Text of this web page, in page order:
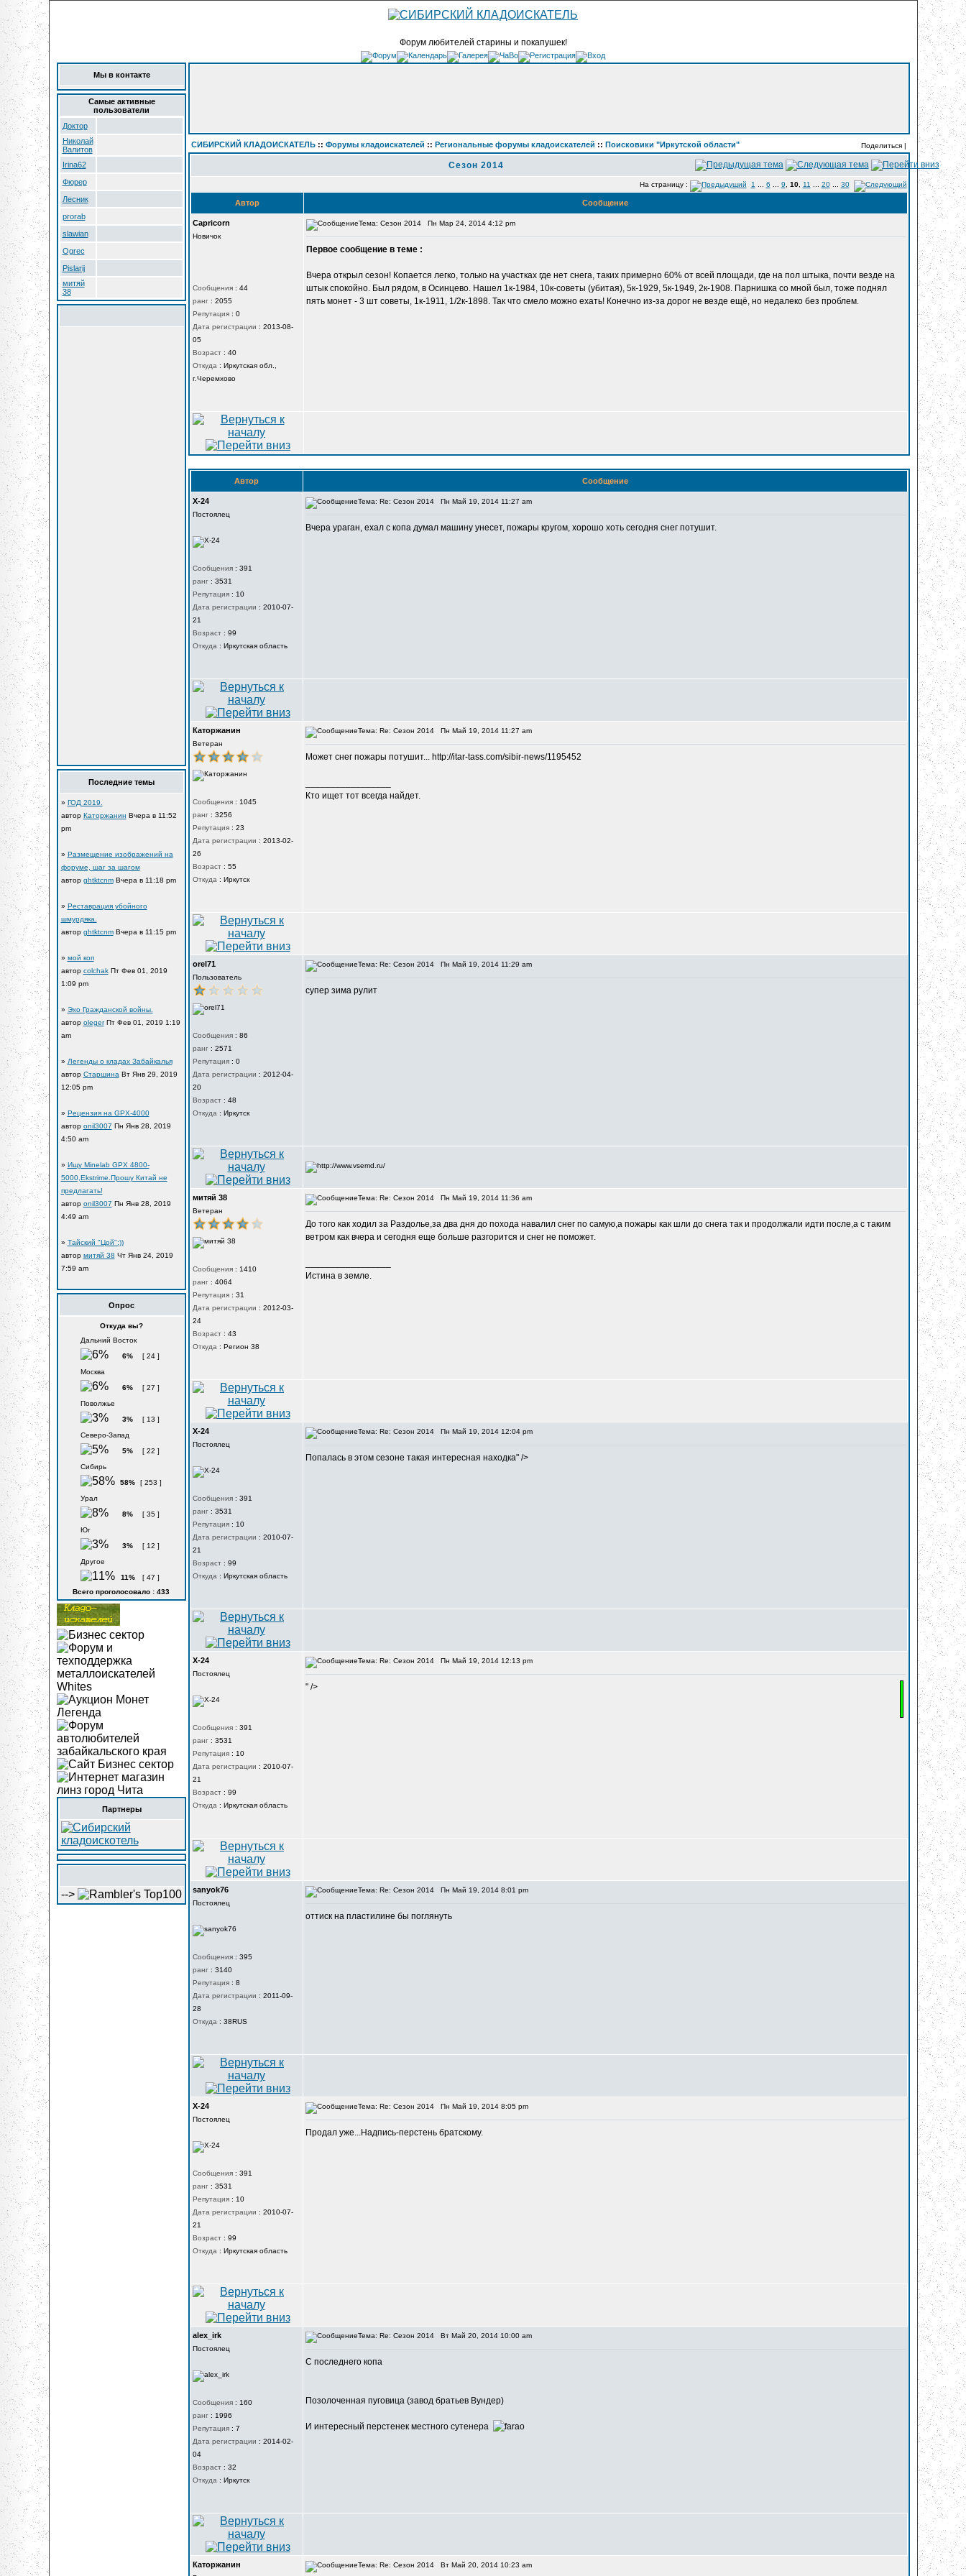
Форум любителей старины и покапушек!
Мы в контакте
Самые активные
пользователи
Доктор
Николай
Валитов
Irina62
Фюрер
Лесник
prorab
slawian
Ogrec
Pislarij
митяй
38
Последние темы
» ГОД 2019.
автор Каторжанин Вчера в 11:52
pm
» Размещение изображений на
форуме, шаг за шагом
автор ghtktcnmВчера в 11:18 pm
» Реставрация убойного
шмурдяка.
автор ghtktcnmВчера в 11:15 pm
» мой коп
автор colchakПт Фев 01, 2019
1:09 pm
» Эхо Гражданской войны.
автор olegerПт Фев 01, 2019 1:19
am
» Легенды о кладах Забайкалья
автор Старшина Вт Янв 29, 2019
12:05 pm
» Рецензия на GPX-4000
автор onil3007 Пн Янв 28, 2019
4:50 am
» Ищу Minelab GPX 4800-
5000,Ekstrime.Прошу Китай не
предлагать!
автор onil3007 Пн Янв 28, 2019
4:49 am
» Тайский "Цой":))
автор митяй 38 Чт Янв 24, 2019
7:59 am
Опрос
Откуда вы?
Дальний Восток
6%
[ 24 ]
Москва
6%
[ 27 ]
Поволжье
3%
[ 13 ]
Северо-Запад
5%
[ 22 ]
Сибирь
58%
[ 253 ]
Урал
8%
[ 35 ]
Юг
3%
[ 12 ]
Другое
11%
[ 47 ]
Всего проголосовало : 433
Партнеры
-->
СИБИРСКИЙ КЛАДОИСКАТЕЛЬ:: Форумы кладоискателей :: Региональные форумы кладоискателей :: Поисковики "Иркутской области" Поделиться |
Сезон 2014
На страницу : 1 6 9 10, 11 20... 30
Автор Сообщение
Capricorn
Новичок
Сообщения: 44
ранг: 2055
Репутация: 0
Дата регистрации : 2013-08-
05
Возраст: 40
Откуда : Иркутская обл.,
г.Черемхово
Тема: Сезон 2014 Пн Мар 24, 2014 4:12 pm
Первое сообщение в теме :
Вчера открыл сезон! Копается легко, только на участках где нет снега, таких примерно 60% от всей площади, где на пол штыка, почти везде на
штык спокойно. Был рядом, в Осинцево. Нашел 1к-1984, 10к-советы (убитая), 5к-1929, 5к-1949, 2к-1908. Парнишка со мной был, тоже поднял
пять монет - 3 шт советы, 1к-1911, 1/2к-1898. Так что смело можно ехать! Конечно из-за дорог не везде ещё, но недалеко без проблем.
Автор Сообщение
X-24
Постоялец
Сообщения: 391
ранг: 3531
Репутация: 10
Дата регистрации : 2010-07-
21
Возраст: 99
Откуда : Иркутская область
Тема: Re: Сезон 2014 Пн Май 19, 2014 11:27 am
Вчера ураган, ехал с копа думал машину унесет, пожары кругом, хорошо хоть сегодня снег потушит.
Каторжанин
Ветеран
Сообщения: 1045
ранг: 3256
Репутация: 23
Дата регистрации : 2013-02-
26
Возраст: 55
Откуда : Иркутск
Тема: Re: Сезон 2014 Пн Май 19, 2014 11:27 am
Может снег пожары потушит... http://itar-tass.com/sibir-news/1195452
Кто ищет тот всегда найдет.
orel71
Пользователь
Сообщения: 86
ранг: 2571
Репутация: 0
Дата регистрации : 2012-04-
20
Возраст: 48
Откуда : Иркутск
Тема: Re: Сезон 2014 Пн Май 19, 2014 11:29 am
супер зима рулит
митяй 38
Ветеран
Сообщения: 1410
ранг: 4064
Репутация: 31
Дата регистрации : 2012-03-
24
Возраст: 43
Откуда : Регион 38
Тема: Re: Сезон 2014 Пн Май 19, 2014 11:36 am
До того как ходил за Раздолье,за два дня до похода навалил снег по самую,а пожары как шли до снега так и продолжали идти после,а с таким
ветром как вчера и сегодня еще больше разгорится и снег не поможет.
Истина в земле.
X-24
Постоялец
Сообщения: 391
ранг: 3531
Репутация: 10
Дата регистрации : 2010-07-
21
Возраст: 99
Откуда : Иркутская область
Тема: Re: Сезон 2014 Пн Май 19, 2014 12:04 pm
Попалась в этом сезоне такая интересная находка" />
X-24
Постоялец
Сообщения: 391
ранг: 3531
Репутация: 10
Дата регистрации : 2010-07-
21
Возраст: 99
Откуда : Иркутская область
Тема: Re: Сезон 2014 Пн Май 19, 2014 12:13 pm
" />
sanyok76
Постоялец
Сообщения: 395
ранг: 3140
Репутация: 8
Дата регистрации : 2011-09-
28
Откуда : 38RUS
Тема: Re: Сезон 2014 Пн Май 19, 2014 8:01 pm
оттиск на пластилине бы поглянуть
X-24
Постоялец
Сообщения: 391
ранг: 3531
Репутация: 10
Дата регистрации : 2010-07-
21
Возраст: 99
Откуда : Иркутская область
Тема: Re: Сезон 2014 Пн Май 19, 2014 8:05 pm
Продал уже...Надпись-перстень братскому.
alex_irk
Постоялец
Сообщения: 160
ранг: 1996
Репутация: 7
Дата регистрации : 2014-02-
04
Возраст: 32
Откуда : Иркутск
Тема: Re: Сезон 2014 Вт Май 20, 2014 10:00 am
C последнего копа
Позолоченная пуговица (завод братьев Вундер)
И интересный перстенек местного сутенера
Каторжанин Тема: Re: Сезон 2014 Вт Май 20, 2014 10:23 am